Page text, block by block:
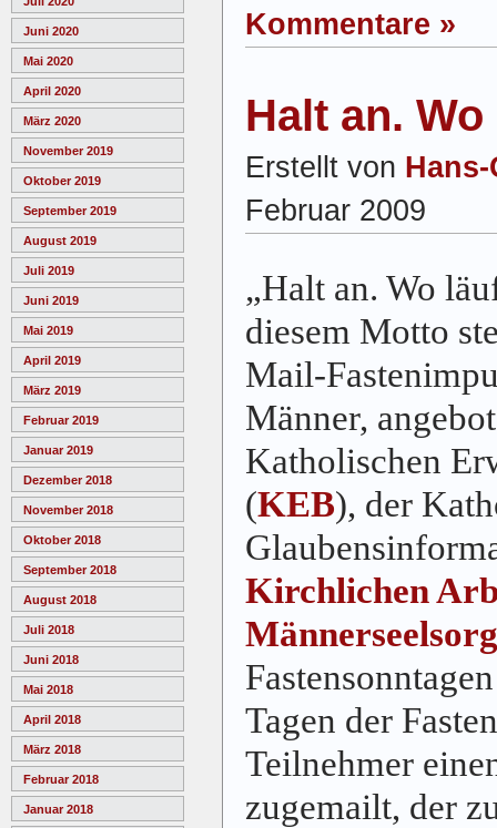
Juni 2020
Mai 2020
April 2020
März 2020
November 2019
Oktober 2019
September 2019
August 2019
Juli 2019
Juni 2019
Mai 2019
April 2019
März 2019
Februar 2019
Januar 2019
Dezember 2018
November 2018
Oktober 2018
September 2018
August 2018
Juli 2018
Juni 2018
Mai 2018
April 2018
März 2018
Februar 2018
Januar 2018
Kommentare »
Halt an.
Erstellt von
Februar 2009
„Halt an. Wo
diesem Motto
Mail-
Männer,
Katholischen
(KEB), der
Kirchlichen
Tagen der
Teilnehmer
zugemailt, der